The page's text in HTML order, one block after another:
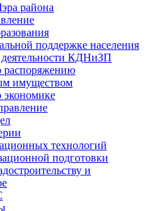
района
поддержке населения
деятельности КДНиЗП
распоряжению
имуществом
экономике
технологий
подготовки
и